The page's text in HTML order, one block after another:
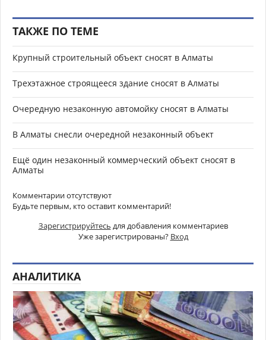
ТАКЖЕ ПО ТЕМЕ
Крупный строительный объект сносят в Алматы
Трехэтажное строящееся здание сносят в Алматы
Очередную незаконную автомойку сносят в Алматы
В Алматы снесли очередной незаконный объект
Ещё один незаконный коммерческий объект сносят в
Алматы
Комментарии отсутствуют
Будьте первым, кто оставит комментарий!
Зарегистрируйтесь для добавления комментариев
Уже зарегистрированы? Вход
АНАЛИТИКА